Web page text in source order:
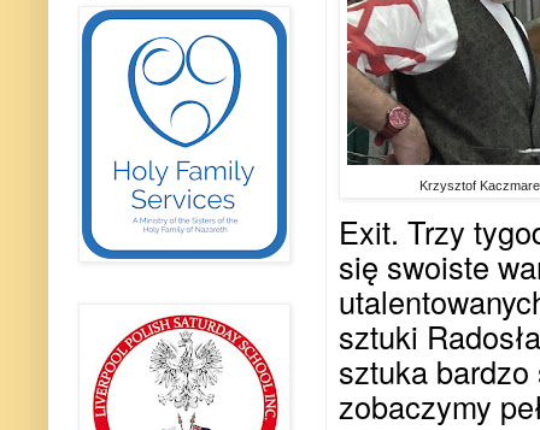
Krzysztof
Exit. Trzy
się swoiste
sztuki
sztuka
zobaczymy